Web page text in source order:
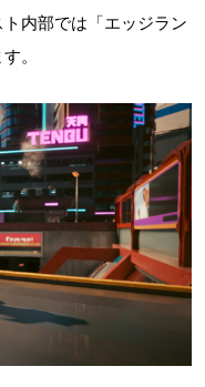
内部では「エッジラン
。